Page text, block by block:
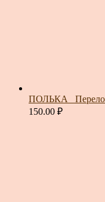
ПОЛЬКА_
150.00 ₽